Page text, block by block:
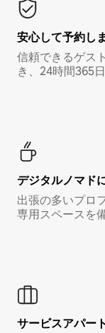
安心して予約し
信頼できるゲス
き、24時間365
デジタルノマド⁠
出張の多いプロ
専用スペースを
サービスアパー